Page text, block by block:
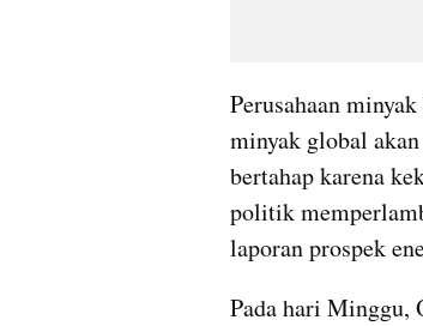
Perusahaan
minyak global
bertahap karena
politik
laporan prospek
Pada hari Minggu,